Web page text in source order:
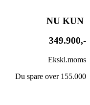
NU KUN
349.900,-
Ekskl.moms
Du spare over 155.000